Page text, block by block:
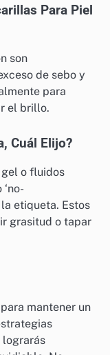
Para Piel
son
de sebo y
para
el brillo.
Cuál Elijo?
o fluidos
la etiqueta. Estos
grasitud o tapar
mantener un
lograrás